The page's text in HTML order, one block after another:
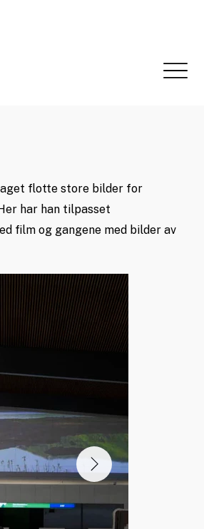
flotte store bilder for
har han tilpasset
film og gangene med bilder av